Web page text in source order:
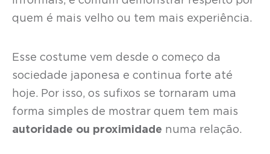
quem é mais velho ou tem mais experiência.
Esse costume vem desde o começo da
sociedade japonesa e continua forte até
hoje. Por isso, os sufixos se tornaram uma
forma simples de mostrar quem tem mais
autoridade ou proximidade numa relação.